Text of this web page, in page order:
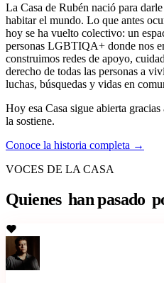
La Casa de Rubén nació para
habitar el mundo. Lo que antes
hoy se ha vuelto colectivo: un
personas LGBTIQA+ donde nos
construimos redes de apoyo,
derecho de todas las personas a
luchas, búsquedas y vidas en
Hoy esa Casa sigue abierta
la sostiene.
Conoce la historia completa →
VOCES DE LA CASA
Quienes han pasado